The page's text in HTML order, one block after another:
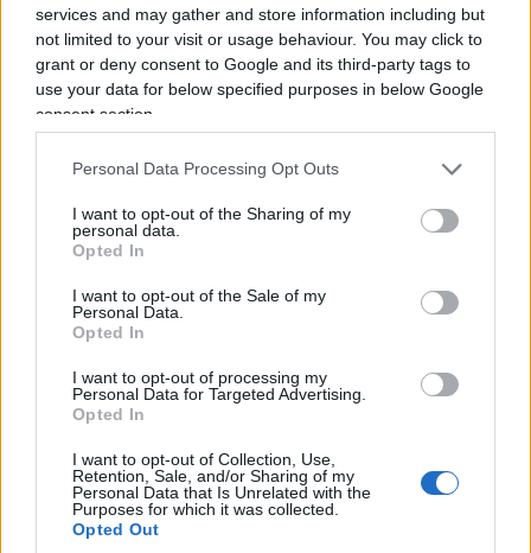
services and may gather and store information including but
not limited to your visit or usage behaviour. You may click to
grant or deny consent to Google and its third-party tags to
use your data for below specified purposes in below Google
consent section.
Personal Data Processing Opt Outs
I want to opt-out of the Sharing of my
personal data.
Opted In
I want to opt-out of the Sale of my
Personal Data.
Opted In
I want to opt-out of processing my
Personal Data for Targeted Advertising.
Opted In
I want to opt-out of Collection, Use,
Retention, Sale, and/or Sharing of my
Personal Data that Is Unrelated with the
Purposes for which it was collected.
Opted Out